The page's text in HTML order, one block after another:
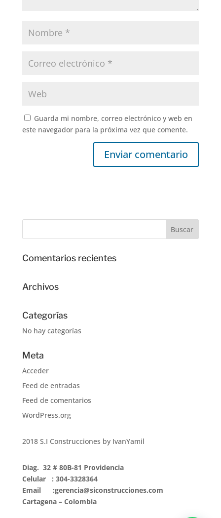
Guarda mi nombre, correo electrónico y web en
este navegador para la próxima vez que comente.
Comentarios recientes
Archivos
Categorías
No hay categorías
Meta
Acceder
Feed de entradas
Feed de comentarios
WordPress.org
2018 S.I Construcciones by IvanYamil
Diag. 32 # 80B-81 Providencia
Celular : 304-3328364
Email :gerencia@siconstrucciones.com
Cartagena – Colombia